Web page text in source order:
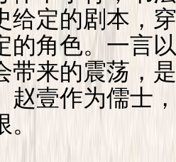
给定的剧本，
的角色。一言
带来的震荡，
赵壹作为儒士